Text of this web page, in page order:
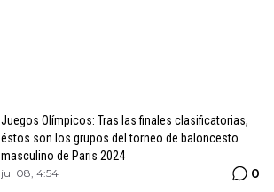
Juegos Olímpicos: Tras las finales clasificatorias,
éstos son los grupos del torneo de baloncesto
masculino de Paris 2024
jul 08, 4:54 0